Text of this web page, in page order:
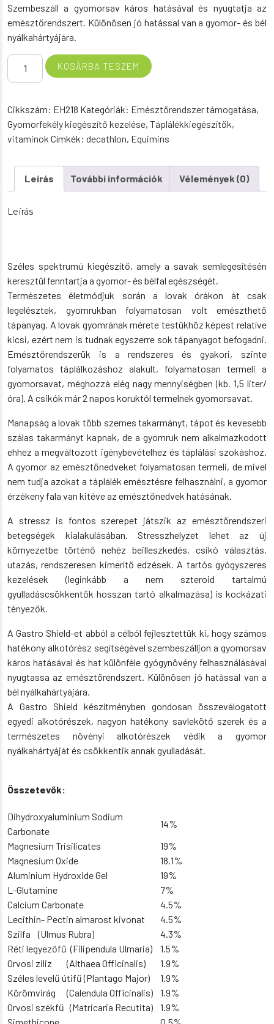
Szembeszáll a gyomorsav káros hatásával és nyugtatja az
emésztőrendszert. Különösen jó hatással van a gyomor- és bél
nyálkahártyájára.
Gastro
Shield
Gyomorvédő
vitamin
mennyiség
KOSÁRBA TESZEM
Cikkszám: EH218 Kategóriák: Emésztőrendszer támogatása,
Gyomorfekély kiegészítő kezelése, Táplálékkiegészítők,
vitaminok Címkék: decathlon, Equimins
Leírás További információk Vélemények (0)
Leírás
Széles spektrumú kiegészítő, amely a savak semlegesítésén
keresztül fenntartja a gyomor- és bélfal egészségét.
Természetes életmódjuk során a lovak órákon át csak
legelésztek, gyomrukban folyamatosan volt emészthető
tápanyag. A lovak gyomrának mérete testükhöz képest relatíve
kicsi, ezért nem is tudnak egyszerre sok tápanyagot befogadni.
Emésztőrendszerük is a rendszeres és gyakori, szinte
folyamatos táplálkozáshoz alakult, folyamatosan termeli a
gyomorsavat, méghozzá elég nagy mennyiségben (kb. 1,5 liter/
óra). A csikók már 2 napos koruktól termelnek gyomorsavat.
Manapság a lovak több szemes takarmányt, tápot és kevesebb
szálas takarmányt kapnak, de a gyomruk nem alkalmazkodott
ehhez a megváltozott igénybevételhez és táplálási szokáshoz.
A gyomor az emésztőnedveket folyamatosan termeli, de mivel
nem tudja azokat a táplálék emésztésre felhasználni, a gyomor
érzékeny fala van kitéve az emésztőnedvek hatásának.
A stressz is fontos szerepet játszik az emésztőrendszeri
betegségek kialakulásában. Stresszhelyzet lehet az új
környezetbe történő nehéz beilleszkedés, csikó választás,
utazás, rendszeresen kimerítő edzések. A tartós gyógyszeres
kezelések (leginkább a nem szteroid tartalmú
gyulladáscsökkentők hosszan tartó alkalmazása) is kockázati
tényezők.
A Gastro Shield-et abból a célból fejlesztettük ki, hogy számos
hatékony alkotórész segítségével szembeszálljon a gyomorsav
káros hatásával és hat különféle gyógynövény felhasználásával
nyugtassa az emésztőrendszert. Különösen jó hatással van a
bél nyálkahártyájára.
A Gastro Shield készítményben gondosan összeválogatott
egyedi alkotórészek, nagyon hatékony savlekötő szerek és a
természetes növényi alkotórészek védik a gyomor
nyálkahártyáját és csökkentik annak gyulladását.
Összetevők:
Dihydroxyaluminium Sodium
Carbonate
14%
Magnesium Trisilicates
19%
Magnesium Oxide
18.1%
Aluminium Hydroxide Gel
19%
L-Glutamine
7%
Calcium Carbonate
4.5%
Lecithin- Pectin almarost kivonat
4.5%
Szilfa (Ulmus Rubra)
4.3%
Réti legyezőfű (Filipendula Ulmaria)
1.5%
Orvosi ziliz (Althaea Officinalis)
1.9%
Széles levelű útifű (Plantago Major)
1.9%
Körömvirág (Calendula Officinalis)
1.9%
Orvosi székfű (Matricaria Recutita)
1.9%